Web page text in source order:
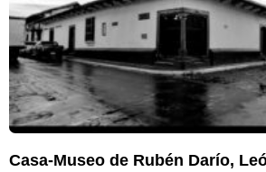
Casa-Museo de Rubén Darío,